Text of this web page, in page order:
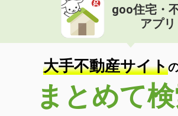
goo住宅・
アプリ
大手不動産サイト
まとめて検